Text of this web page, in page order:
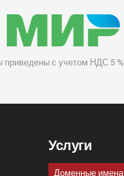
приведены с учетом НДС 5 %
Услуги
Доменные имена